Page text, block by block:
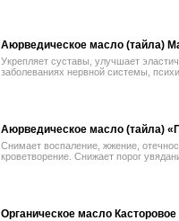
Аюрведическое масло (тайла)
Укрепляет суставы, улучшает
заболеваниях нервной системы,
Аюрведическое масло (тайла)
Снимает воспаление, жжение,
кроветворение. Снижает порог
Органическое масло Касторовое